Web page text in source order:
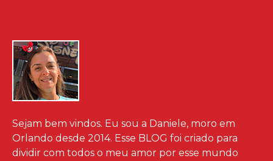
Sejam bem vindos. Eu sou a Daniele, moro em
Orlando desde 2014. Esse BLOG foi criado para
dividir com todos o meu amor por esse mundo